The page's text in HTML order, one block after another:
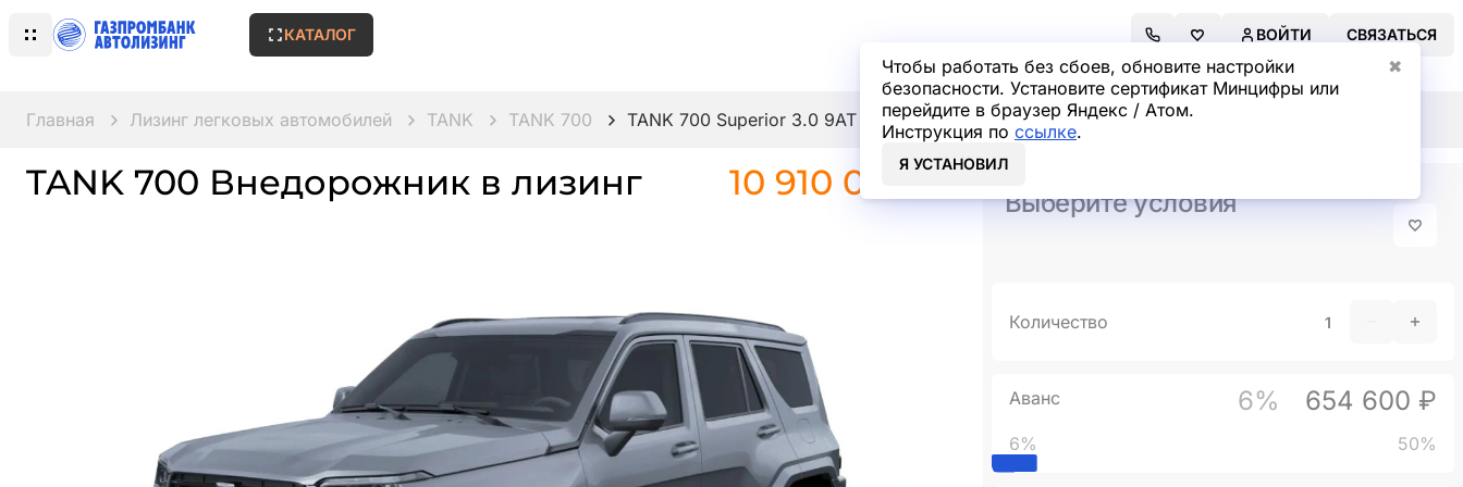
Чтобы работать без сбоев, обновите настройки
безопасности. Установите сертификат Минцифры или
перейдите в браузер Яндекс / Атом.
Инструкция по ссылке.
Я УСТАНОВИЛ
✖
КАТАЛОГ ВОЙТИ СВЯЗАТЬСЯ
Главная Лизинг легковых автомобилей TANK TANK 700 TANK 700 Superior 3.0 9AT 4WD
TANK 700 Внедорожник в лизинг 10 910 000 ₽ Выберите условия
Количество
Аванс 6% 654 600 ₽
6% 50%